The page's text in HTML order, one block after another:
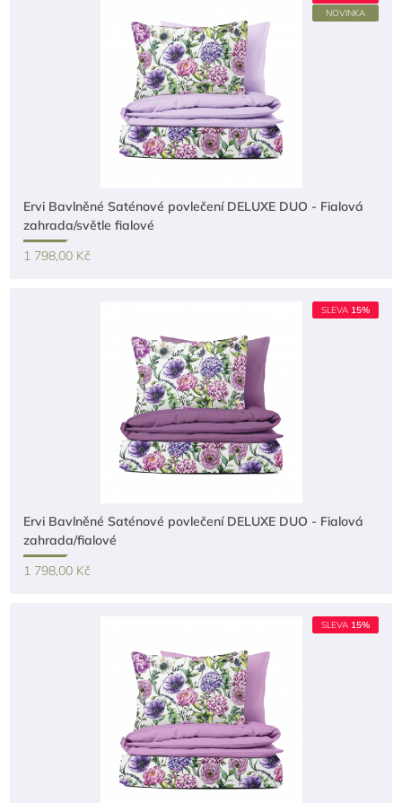
NOVINKA
Ervi Bavlněné Saténové povlečení DELUXE DUO - Fialová
zahrada/světle fialové
1 798,00 Kč
SLEVA 15%
Ervi Bavlněné Saténové povlečení DELUXE DUO - Fialová
zahrada/fialové
1 798,00 Kč
SLEVA 15%